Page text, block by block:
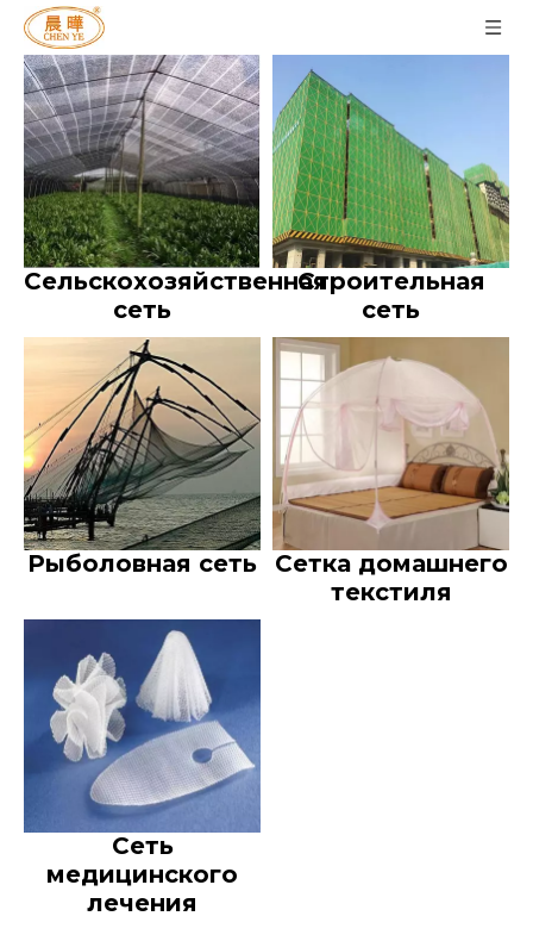
Сельскохозяйственная
сеть
Строительная
сеть
Рыболовная сеть
Сетка домашнего
текстиля
Сеть
медицинского
лечения